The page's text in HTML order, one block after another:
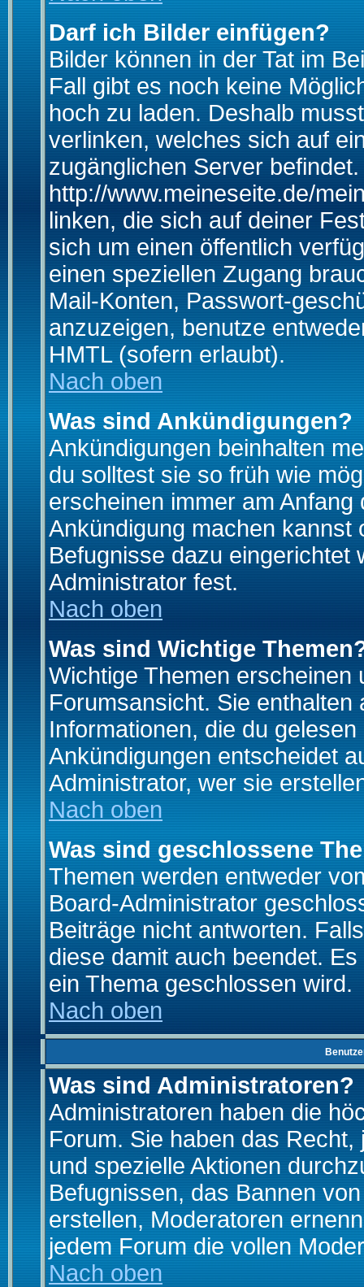
Darf ich Bilder einfügen?
Bilder können in der Tat im
Fall gibt es noch keine
hoch zu laden. Deshalb
verlinken, welches sich auf
zugänglichen Server
http://www.meineseite.de/
linken, die sich auf deiner
sich um einen öffentlich
einen speziellen Zugang
Mail-Konten, Passwort-
anzuzeigen, benutze
HMTL (sofern erlaubt).
Nach oben
Was sind Ankündigungen?
Ankündigungen beinhalten
du solltest sie so früh wie
erscheinen immer am
Ankündigung machen kannst
Befugnisse dazu eingerichtet
Administrator fest.
Nach oben
Was sind Wichtige
Wichtige Themen erscheinen
Forumsansicht. Sie
Informationen, die du
Ankündigungen entscheidet
Administrator, wer sie
Nach oben
Was sind geschlossene
Themen werden entweder
Board-Administrator
Beiträge nicht antworten.
diese damit auch beendet.
ein Thema geschlossen wird.
Nach oben
Was sind Administratoren?
Administratoren haben die
Forum. Sie haben das
und spezielle Aktionen
Befugnissen, das Bannen
erstellen, Moderatoren
jedem Forum die vollen
Nach oben